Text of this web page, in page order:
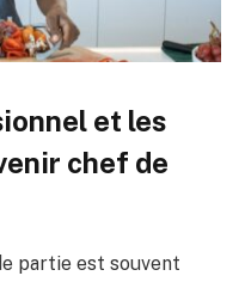
et les
chef de
partie est souvent